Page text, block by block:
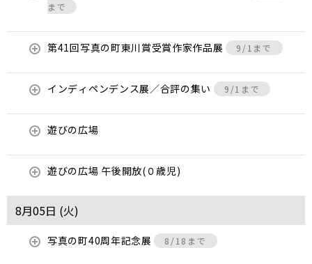
まで
第41回写真の町東川賞受賞作家作品展 9/1まで
インディペンデンス展／合評の集い 9/1まで
遊びの広場
遊びの広場 午後開放(０歳児)
8月05日 (火)
写真の町40周年記念展 8/18まで